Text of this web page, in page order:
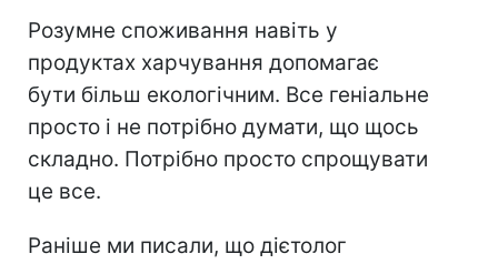
Розумне споживання навіть у
продуктах харчування допомагає
бути більш екологічним. Все геніальне
просто і не потрібно думати, що щось
складно. Потрібно просто спрощувати
це все.
Раніше ми писали, що дієтолог